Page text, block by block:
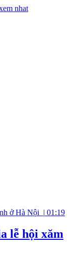
| 01:19
lễ hội xăm